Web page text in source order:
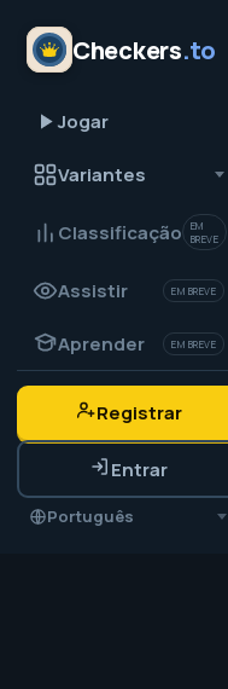
Checkers.to
Jogar
Variantes
Classificação
EM
BREVE
Assistir EM BREVE
Aprender EM BREVE
Registrar
Entrar
Português